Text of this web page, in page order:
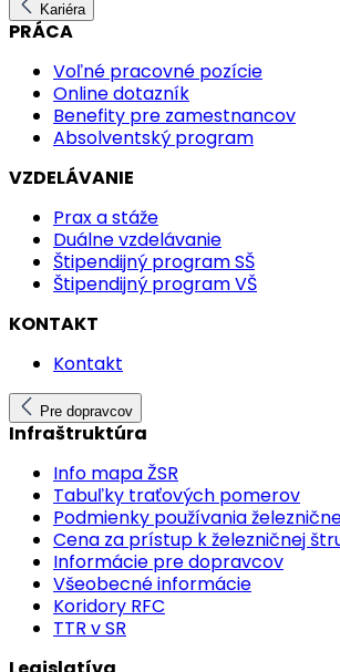
Kariéra
PRÁCA
Voľné pracovné pozície
Online dotazník
Benefity pre zamestnancov
Absolventský program
VZDELÁVANIE
Prax a stáže
Duálne vzdelávanie
Štipendijný program SŠ
Štipendijný program VŠ
KONTAKT
Kontakt
Pre dopravcov
Infraštruktúra
Info mapa ŽSR
Tabuľky traťových pomerov
Podmienky používania
Cena za prístup k železničnej
Informácie pre dopravcov
Všeobecné informácie
Koridory RFC
TTR v SR